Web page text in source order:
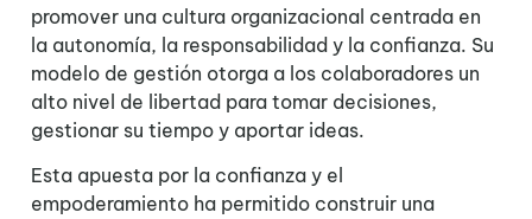
promover una cultura organizacional centrada en
la autonomía, la responsabilidad y la confianza. Su
modelo de gestión otorga a los colaboradores un
alto nivel de libertad para tomar decisiones,
gestionar su tiempo y aportar ideas.
Esta apuesta por la confianza y el
empoderamiento ha permitido construir una